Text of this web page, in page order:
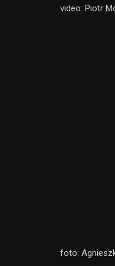
video: Piotr
foto: